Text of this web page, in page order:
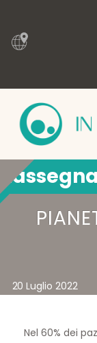
20 Luglio 2022
Nel 60% dei